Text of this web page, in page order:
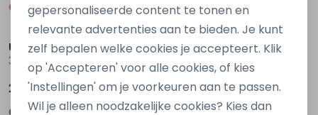
Unlocked
24,99
Unlocked
3117200 W10272 Zwart
24,99
gepersonaliseerde content te tonen en
relevante advertenties aan te bieden. Je kunt
zelf bepalen welke cookies je accepteert. Klik
op 'Accepteren' voor alle cookies, of kies
'Instellingen' om je voorkeuren aan te passen.
Wil je alleen noodzakelijke cookies? Kies dan